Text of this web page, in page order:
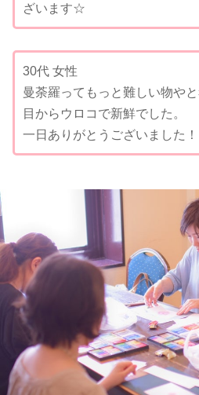
ざいます☆
30代 女性
曼荼羅ってもっと難しい物やと
目からウロコで新鮮でした。
一日ありがとうございました！